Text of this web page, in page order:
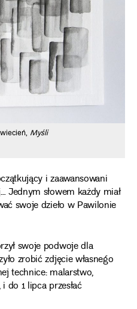
Myśli
i zaawansowani
Jednym słowem każdy miał
swoje dzieło w Pawilonie
swoje podwoje dla
zrobić zdjęcie własnego
technice: malarstwo,
do 1 lipca przesłać